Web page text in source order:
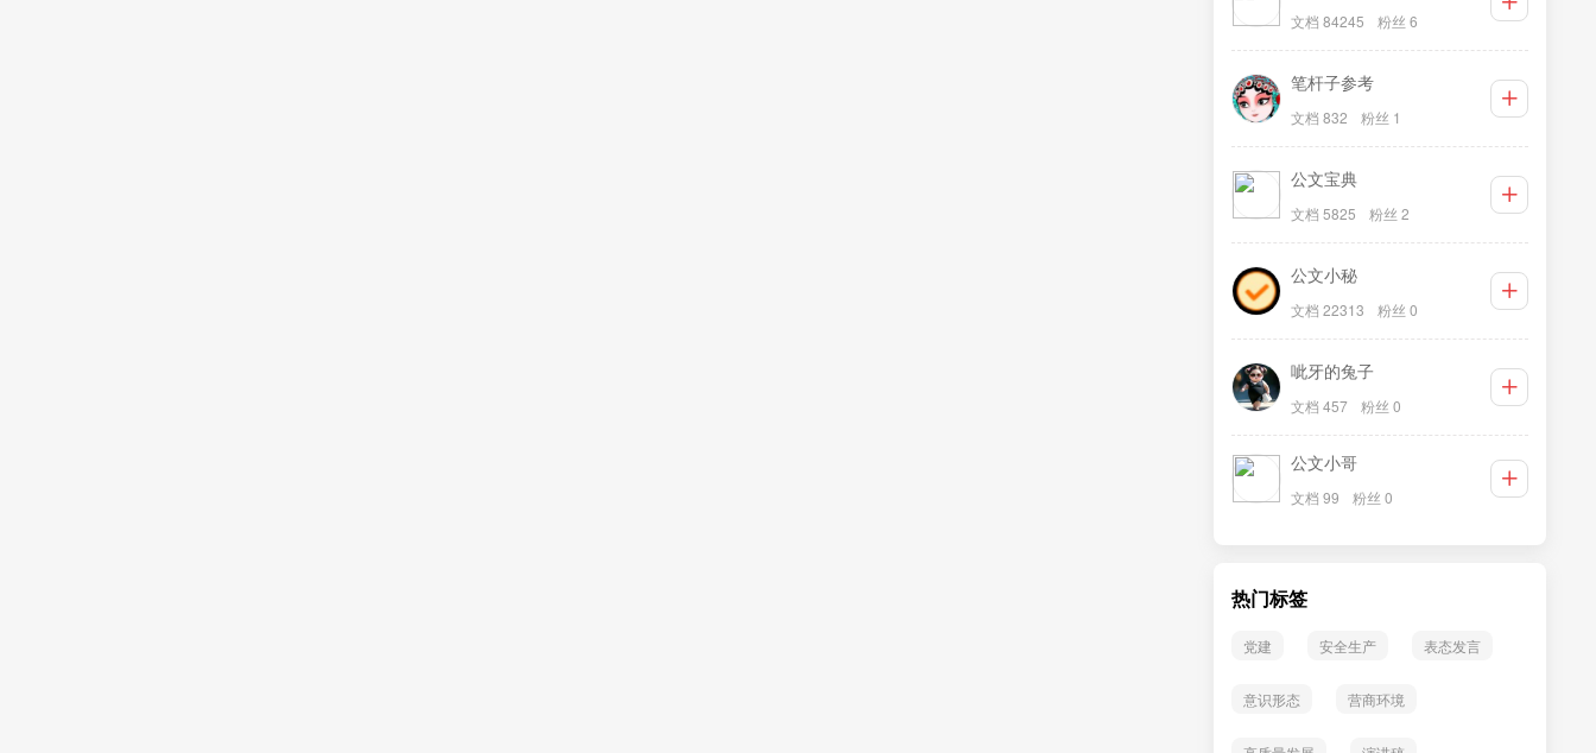
文档 84245 粉丝 6
笔杆子参考
文档 832 粉丝 1
公文宝典
文档 5825 粉丝 2
公文小秘
文档 22313 粉丝 0
呲牙的兔子
文档 457 粉丝 0
公文小哥
文档 99 粉丝 0
热门标签
党建 安全生产 表态发言
意识形态 营商环境